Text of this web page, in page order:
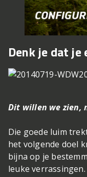
Denk je dat je
Dit willen we zien,
Die goede luim
het volgende doel
bijna op je
leuke